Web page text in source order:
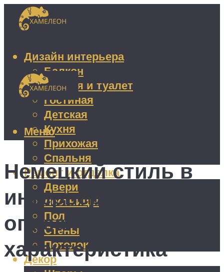
Дизайн интерьера
Балкон
Ванная и туалет
Гостиная
Детская
Кухня
Прихожая
Спальня
Ремонт и отделка
Двери
Лестницы
Пол
Стены
Потолок
Декор
Меню
Немецкий стиль в
интерьере:
описание и
характеристика